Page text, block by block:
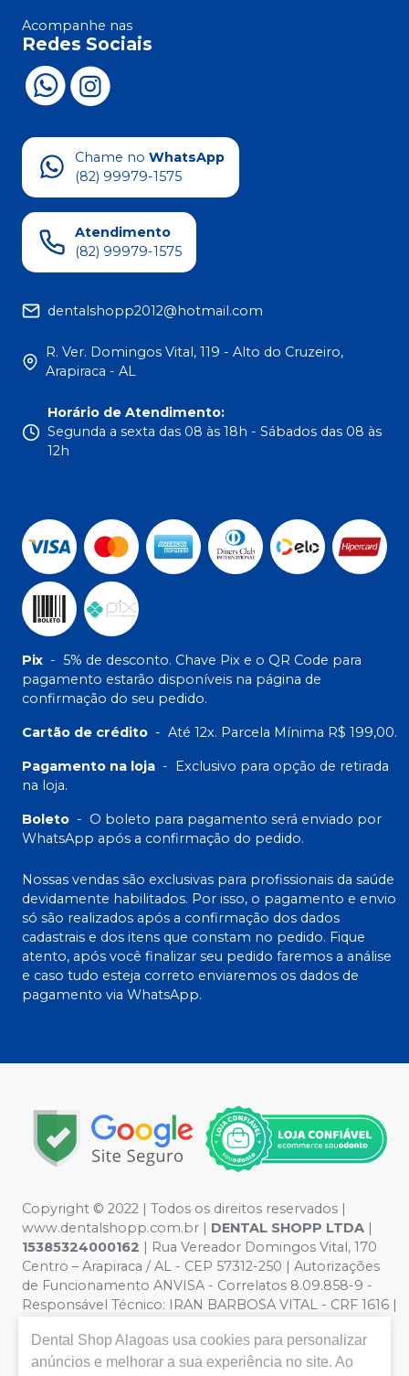
Acompanhe nas
Redes Sociais
Chame no WhatsApp
(82) 99979-1575
Atendimento
(82) 99979-1575
dentalshopp2012@hotmail.com
R. Ver. Domingos Vital, 119 - Alto do Cruzeiro,
Arapiraca - AL
Horário de Atendimento:
Segunda a sexta das 08 às 18h - Sábados das 08 às
12h
Pix - 5% de desconto. Chave Pix e o QR Code para
pagamento estarão disponíveis na página de
confirmação do seu pedido.
Cartão de crédito - Até 12x. Parcela Mínima R$ 199,00.
Pagamento na loja - Exclusivo para opção de retirada
na loja.
Boleto - O boleto para pagamento será enviado por
WhatsApp após a confirmação do pedido.
Nossas vendas são exclusivas para profissionais da saúde
devidamente habilitados. Por isso, o pagamento e envio
só são realizados após a confirmação dos dados
cadastrais e dos itens que constam no pedido. Fique
atento, após você finalizar seu pedido faremos a análise
e caso tudo esteja correto enviaremos os dados de
pagamento via WhatsApp.
Copyright © 2022 | Todos os direitos reservados |
www.dentalshopp.com.br | DENTAL SHOPP LTDA |
15385324000162 | Rua Vereador Domingos Vital, 170
Centro – Arapiraca / AL - CEP 57312-250 | Autorizações
de Funcionamento ANVISA - Correlatos 8.09.858-9 -
Responsável Técnico: IRAN BARBOSA VITAL - CRF 1616 |
ilustrativas - Os preços e condições da loja virtual estão
sujeitos a alterações. Em caso de divergência de preços
Dental Shop Alagoas usa cookies para personalizar
anúncios e melhorar a sua experiência no site. Ao